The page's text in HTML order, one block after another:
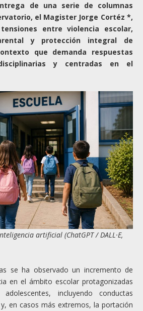
de una serie de columnas
el Magister Jorge Cortéz *,
entre violencia escolar,
y protección integral de
que demanda respuestas
y centradas en el
artificial (ChatGPT / DALL·E,
se ha observado un incremento de
en el ámbito escolar protagonizadas
incluyendo conductas
en casos más extremos, la portación